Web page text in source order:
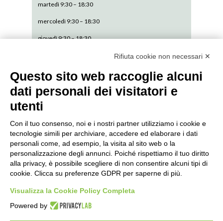
martedì 9:30 – 18:30
mercoledì 9:30 – 18:30
giovedì 9:30 – 18:30
sabato 9:30 – 13:30
domenica CHIUSO
SEDE AMMINISTRATIVA // via De Pisis 9,
42124 Reggio Emilia ITALY// P. IVA: 01541120356//
Rifiuta cookie non necessari ✕
Questo sito web raccoglie alcuni
dati personali dei visitatori e
utenti
Con il tuo consenso, noi e i nostri partner utilizziamo i cookie e
tecnologie simili per archiviare, accedere ed elaborare i dati
personali come, ad esempio, la visita al sito web o la
personalizzazione degli annunci. Poiché rispettiamo il tuo diritto
alla privacy, è possibile scegliere di non consentire alcuni tipi di
cookie. Clicca su preferenze GDPR per saperne di più.
Visualizza la Cookie Policy Completa
Powered by